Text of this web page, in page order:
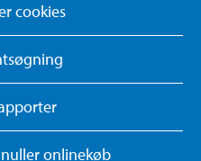
cookies
onlinekøb